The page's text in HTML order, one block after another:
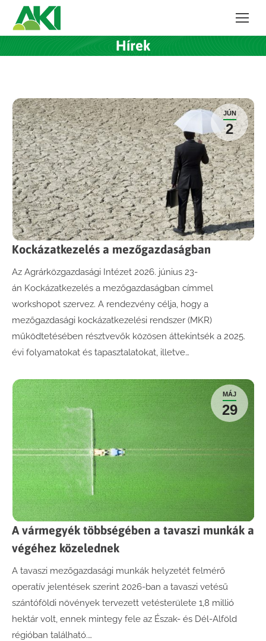
Hírek
JÚN
2
Kockázatkezelés a mezőgazdaságban
Az Agrárközgazdasági Intézet 2026. június 23-
án Kockázatkezelés a mezőgazdaságban címmel
workshopot szervez. A rendezvény célja, hogy a
mezőgazdasági kockázatkezelési rendszer (MKR)
működtetésében résztvevők közösen áttekintsék a 2025.
évi folyamatokat és tapasztalatokat, illetve…
MÁJ
29
A vármegyék többségében a tavaszi munkák a
végéhez közelednek
A tavaszi mezőgazdasági munkák helyzetét felmérő
operatív jelentések szerint 2026-ban a tavaszi vetésű
szántóföldi növények tervezett vetésterülete 1,8 millió
hektár volt, ennek mintegy fele az Észak- és Dél-Alföld
régióban található.…